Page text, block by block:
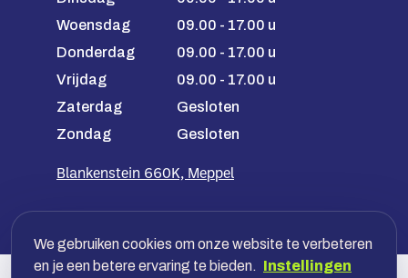
Woensdag
09.00 - 17.00 u
Donderdag
09.00 - 17.00 u
Vrijdag
09.00 - 17.00 u
Zaterdag
Gesloten
Zondag
Gesloten
Blankenstein 660K, Meppel
We gebruiken cookies om onze website te verbeteren
en je een betere ervaring te bieden. Instellingen